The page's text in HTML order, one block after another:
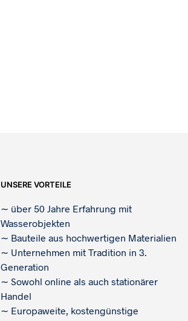
UNSERE VORTEILE
∼ über 50 Jahre Erfahrung mit
Wasserobjekten
∼ Bauteile aus hochwertigen Materialien
∼ Unternehmen mit Tradition in 3.
Generation
∼ Sowohl online als auch stationärer
Handel
∼ Europaweite, kostengünstige